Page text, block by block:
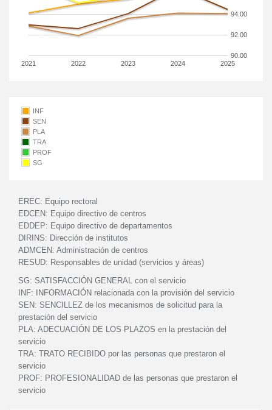
2021 2022 2023 2024 2025
90.00
92.00
94.00
INF
SEN
PLA
TRA
PROF
SG
EREC: Equipo rectoral
EDCEN: Equipo directivo de centros
EDDEP: Equipo directivo de departamentos
DIRINS: Dirección de institutos
ADMCEN: Administración de centros
RESUD: Responsables de unidad (servicios y áreas)
SG: SATISFACCIÓN GENERAL con el servicio
INF:
INFORMACIÓN relacionada con la provisión del servicio
SEN: SENCILLEZ de los mecanismos de solicitud para la
prestación del servicio
PLA: ADECUACIÓN DE LOS PLAZOS en la prestación del
servicio
TRA: TRATO RECIBIDO por las personas que prestaron el
servicio
PROF: PROFESIONALIDAD de las personas que prestaron el
servicio